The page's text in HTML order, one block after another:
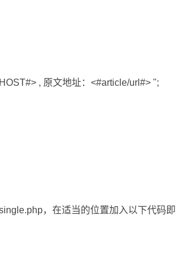
, 原文地址：<#article/url#> ";
，在适当的位置加入以下代码即